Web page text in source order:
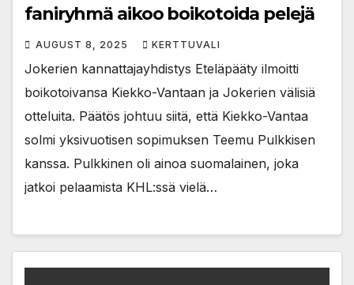
faniryhmä aikoo boikotoida pelejä
AUGUST 8, 2025 KERTTUVALI
Jokerien kannattajayhdistys Eteläpääty ilmoitti
boikotoivansa Kiekko-Vantaan ja Jokerien välisiä
otteluita. Päätös johtuu siitä, että Kiekko-Vantaa
solmi yksivuotisen sopimuksen Teemu Pulkkisen
kanssa. Pulkkinen oli ainoa suomalainen, joka
jatkoi pelaamista KHL:ssä vielä…